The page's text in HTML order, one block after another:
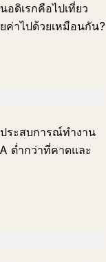
ดิเรกคือไปเที่ยว
ค่าไปด้วยเหมือนกัน?
ระสบการณ์ทำงาน
ต่ำกว่าที่คาดและ